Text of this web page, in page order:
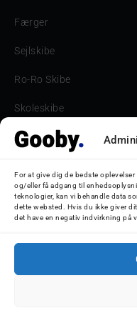
For at give dig de bedste
og/eller få adgang til
teknologier, kan vi behandle data
dette websted. Hvis du ikke giver
det have en negativ indvirkning på
Færger
Sejlskibe
Ro-Ro Skibe
Skoleskibe
Havne & Turbåde samt
Bilskib
Storebæltsbroen